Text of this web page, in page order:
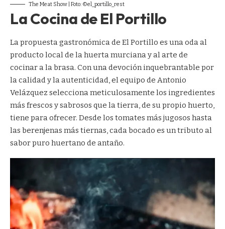
The Meat Show | Foto: ©el_portillo_rest
La Cocina de El Portillo
La propuesta gastronómica de El Portillo es una oda al
producto local de la huerta murciana y al arte de
cocinar a la brasa. Con una devoción inquebrantable por
la calidad y la autenticidad, el equipo de Antonio
Velázquez selecciona meticulosamente los ingredientes
más frescos y sabrosos que la tierra, de su propio huerto,
tiene para ofrecer. Desde los tomates más jugosos hasta
las berenjenas más tiernas, cada bocado es un tributo al
sabor puro huertano de antaño.